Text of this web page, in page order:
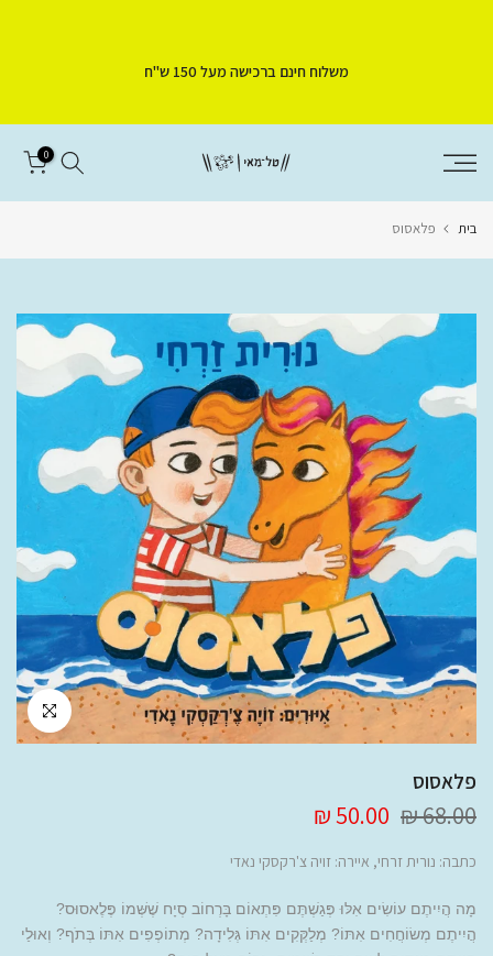
משלוח חינם ברכישה מעל 150 ש"ח
0
בית פלאסוס
לחץ להגדלה
פלאסוס
68.00 ₪
50.00 ₪
כתבה: נורית זרחי, איירה: זויה צ'רקסקי נאדי
מָה הֲיִיתֶם עוֹשִׂים אִלּוּ פְּגַשְׁתֶּם פִּתְאוֹם בָּרְחוֹב סְיָח שֶׁשְּׁמוֹ פֶּלֶאסוּס?
הֲיִיתֶם מְשׂוֹחֲחִים אִתּוֹ? מְלַקְּקִים אִתּוֹ גְּלִידָה? מְתוֹפְפִים אִתּוֹ בְּתֹף? וְאוּלַי